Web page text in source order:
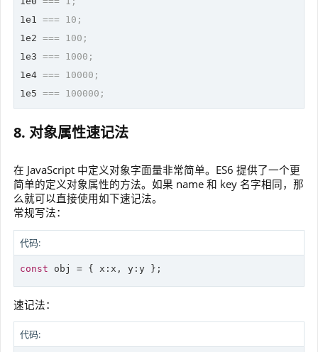
1e1 === 10;
1e2 === 100;
1e3 === 1000;
1e4 === 10000;
1e5 === 100000;
8. 对象属性速记法
在 JavaScript 中定义对象字面量非常简单。ES6 提供了一个更
简单的定义对象属性的方法。如果 name 和 key 名字相同，那
么就可以直接使用如下速记法。
常规写法：
代码:
const obj = { x:x, y:y };
速记法：
代码: